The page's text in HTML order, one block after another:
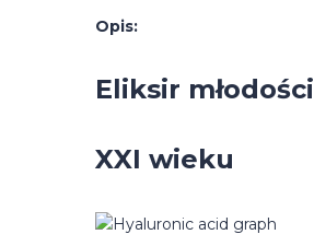
Opis:
Eliksir młodości
XXI wieku